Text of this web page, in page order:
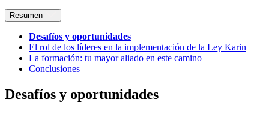
Resumen
Desafíos y oportunidades
El rol de los líderes en la implementación de la Ley Karin
La formación: tu mayor aliado en este camino
Conclusiones
Desafíos y oportunidades